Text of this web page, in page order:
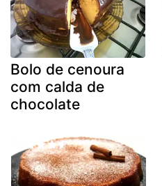
Bolo de cenoura
com calda de
chocolate